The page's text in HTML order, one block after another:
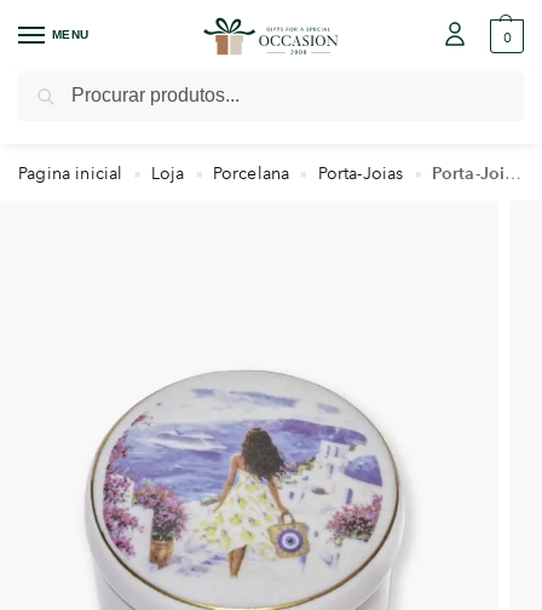
MENU 0
Pagina inicial » Loja » Porcelana » Porta-Joias » Porta-Joias com Aquarela ou Brasão